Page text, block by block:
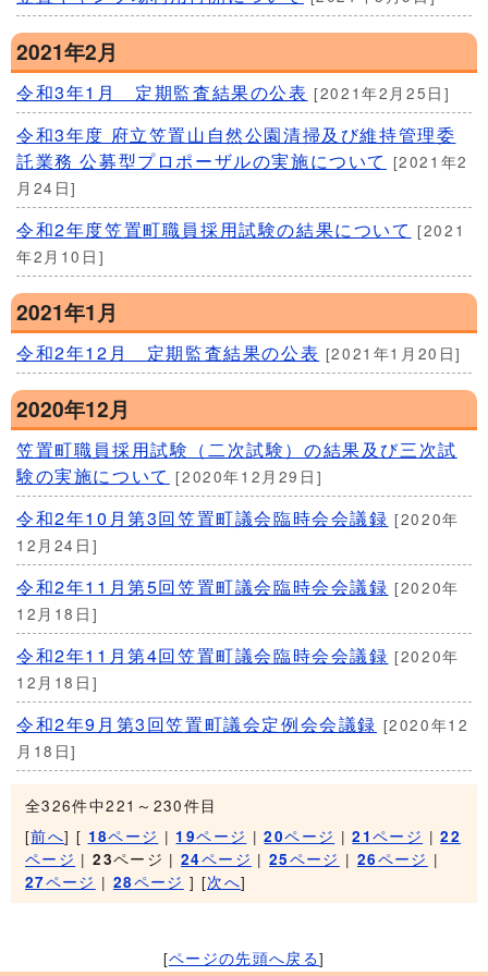
2021年2月
令和3年1月 定期監査結果の公表 [2021年2月25日]
令和3年度 府立笠置山自然公園清掃及び維持管理委
託業務 公募型プロポーザルの実施について [2021年2
月24日]
令和2年度笠置町職員採用試験の結果について [2021
年2月10日]
2021年1月
令和2年12月 定期監査結果の公表 [2021年1月20日]
2020年12月
笠置町職員採用試験（二次試験）の結果及び三次試
験の実施について [2020年12月29日]
令和2年10月第3回笠置町議会臨時会会議録 [2020年
12月24日]
令和2年11月第5回笠置町議会臨時会会議録 [2020年
12月18日]
令和2年11月第4回笠置町議会臨時会会議録 [2020年
12月18日]
令和2年9月第3回笠置町議会定例会会議録 [2020年12
月18日]
全326件中221～230件目
[前へ] [ 18ページ | 19ページ |20ページ |21ページ |22
ページ |23ページ |24ページ |25ページ | 26ページ |
27ページ | 28ページ ] [次へ]
[ページの先頭へ戻る]